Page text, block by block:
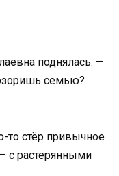
поднялась. —
семью?
то стёр привычное
с растерянными